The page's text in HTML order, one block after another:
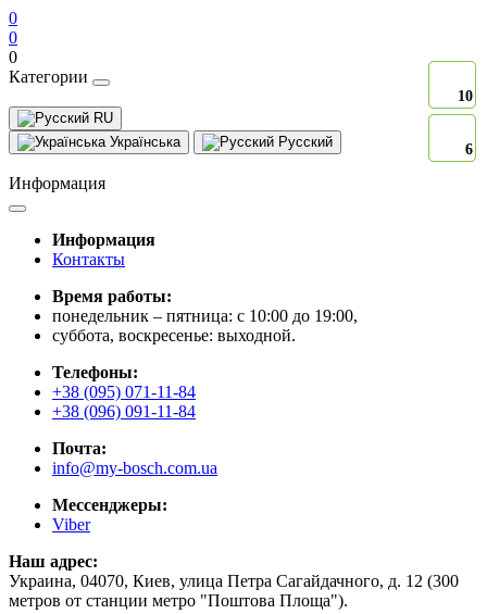
0
0
0
Категории
RU
Українська
Русский
Информация
Информация
Контакты
Время работы:
понедельник – пятница: с 10:00 до 19:00,
суббота, воскресенье: выходной.
Телефоны:
+38 (095) 071-11-84
+38 (096) 091-11-84
Почта:
info@my-bosch.com.ua
Мессенджеры:
Viber
Наш адрес:
Украина, 04070, Киев, улица Петра Сагайдачного, д. 12 (300
метров от станции метро "Поштова Площа").
10
6
10
6